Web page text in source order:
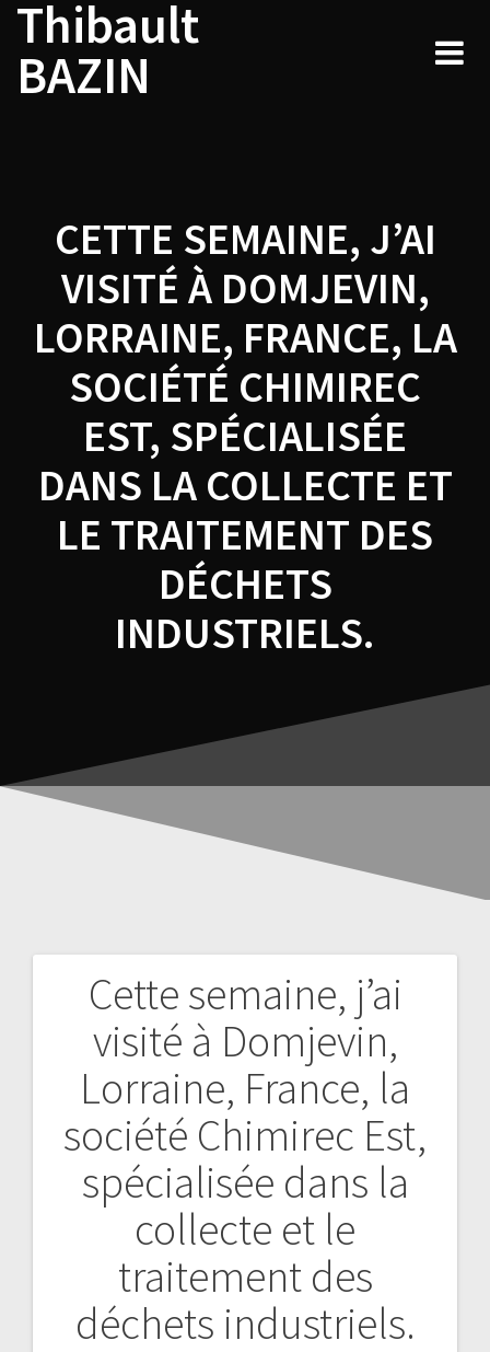
Skip
content
Thibault
BAZIN
CETTE SEMAINE, J’AI
VISITÉ À DOMJEVIN,
LORRAINE, FRANCE, LA
SOCIÉTÉ CHIMIREC
EST, SPÉCIALISÉE
DANS LA COLLECTE ET
LE TRAITEMENT DES
DÉCHETS
INDUSTRIELS.
Cette semaine, j’ai
visité à Domjevin,
Lorraine, France, la
société Chimirec Est,
spécialisée dans la
collecte et le
traitement des
déchets industriels.
Navigation
de